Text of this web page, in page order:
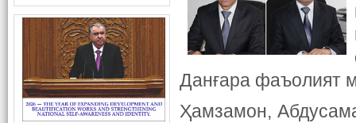
Данғара фаъолият
Ҳамзамон,